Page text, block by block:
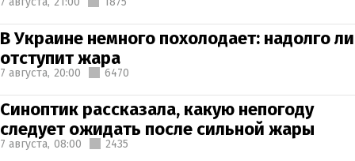
В Украине немного похолодает: надолго ли
отступит жара
7 августа, 20:00 6470
Синоптик рассказала, какую непогоду
следует ожидать после сильной жары
7 августа, 08:00 2435